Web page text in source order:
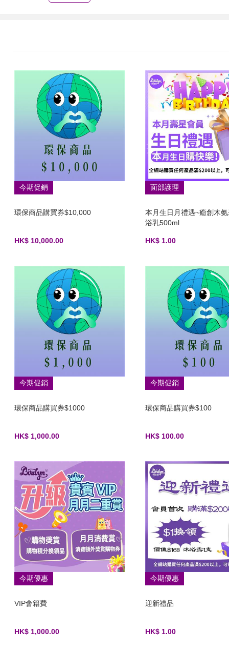
今期促銷
環保商品購買券$10,000
HK$ 10,000.00
面部護理
本月生日月禮遇~癒創木
浴乳500ml
HK$ 1.00
今期促銷
環保商品購買券$1000
HK$ 1,000.00
今期促銷
環保商品購買券$100
HK$ 100.00
今期優惠
VIP會籍費
HK$ 1,000.00
今期優惠
迎新禮品
HK$ 1.00